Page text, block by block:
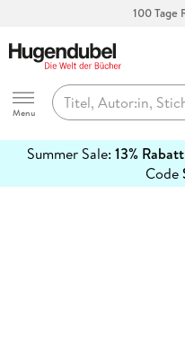
100 Tage
Hugendubel
Menu
Summer Sale: 13% Rabatt
Code
erfahren